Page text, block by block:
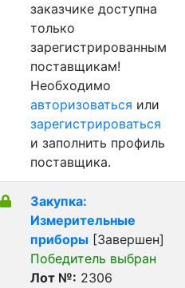
заказчике доступна
только
зарегистрированным
поставщикам!
Необходимо
авторизоваться или
зарегистрироваться
и заполнить профиль
поставщика.
Закупка:
Измерительные
приборы [Завершен]
Победитель выбран
Лот №: 2306